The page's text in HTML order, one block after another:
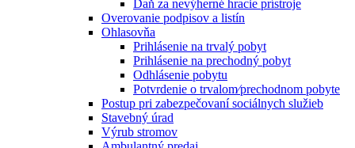
Daň za nevýherné hracie prístroje
Overovanie podpisov a listín
Ohlasovňa
Prihlásenie na trvalý pobyt
Prihlásenie na prechodný pobyt
Odhlásenie pobytu
Potvrdenie o trvalom⁄prechodnom pobyte
Postup pri zabezpečovaní sociálnych služieb
Stavebný úrad
Výrub stromov